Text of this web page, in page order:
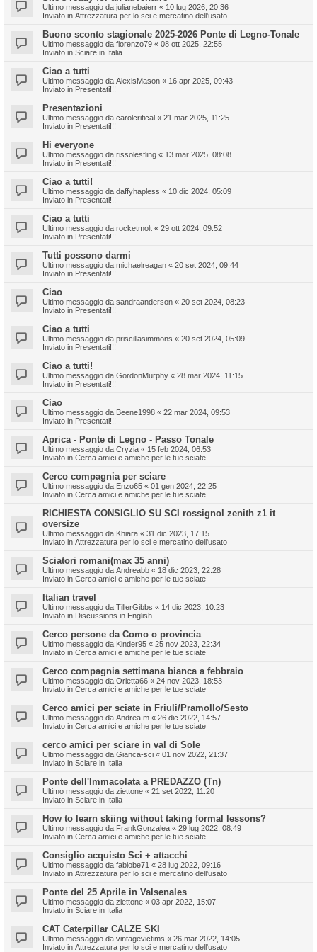
Ultimo messaggio da julianebaierr « 10 lug 2026, 20:36
Inviato in Attrezzatura per lo sci e mercatino dell'usato
Buono sconto stagionale 2025-2026 Ponte di Legno-Tonale
Ultimo messaggio da fiorenzo79 « 08 ott 2025, 22:55
Inviato in Sciare in Italia
Ciao a tutti
Ultimo messaggio da AlexisMason « 16 apr 2025, 09:43
Inviato in Presentati!!!
Presentazioni
Ultimo messaggio da carolcritical « 21 mar 2025, 11:25
Inviato in Presentati!!!
Hi everyone
Ultimo messaggio da rissolesfling « 13 mar 2025, 08:08
Inviato in Presentati!!!
Ciao a tutti!
Ultimo messaggio da daffyhapless « 10 dic 2024, 05:09
Inviato in Presentati!!!
Ciao a tutti
Ultimo messaggio da rocketmolt « 29 ott 2024, 09:52
Inviato in Presentati!!!
Tutti possono darmi
Ultimo messaggio da michaelreagan « 20 set 2024, 09:44
Inviato in Presentati!!!
Ciao
Ultimo messaggio da sandraanderson « 20 set 2024, 08:23
Inviato in Presentati!!!
Ciao a tutti
Ultimo messaggio da priscillasimmons « 20 set 2024, 05:09
Inviato in Presentati!!!
Ciao a tutti!
Ultimo messaggio da GordonMurphy « 28 mar 2024, 11:15
Inviato in Presentati!!!
Ciao
Ultimo messaggio da Beene1998 « 22 mar 2024, 09:53
Inviato in Presentati!!!
Aprica - Ponte di Legno - Passo Tonale
Ultimo messaggio da Cryzia « 15 feb 2024, 06:53
Inviato in Cerca amici e amiche per le tue sciate
Cerco compagnia per sciare
Ultimo messaggio da Enzo65 « 01 gen 2024, 22:25
Inviato in Cerca amici e amiche per le tue sciate
RICHIESTA CONSIGLIO SU SCI rossignol zenith z1 it
oversize
Ultimo messaggio da Khiara « 31 dic 2023, 17:15
Inviato in Attrezzatura per lo sci e mercatino dell'usato
Sciatori romani(max 35 anni)
Ultimo messaggio da Andreabb « 18 dic 2023, 22:28
Inviato in Cerca amici e amiche per le tue sciate
Italian travel
Ultimo messaggio da TillerGibbs « 14 dic 2023, 10:23
Inviato in Discussions in English
Cerco persone da Como o provincia
Ultimo messaggio da Kinder95 « 25 nov 2023, 22:34
Inviato in Cerca amici e amiche per le tue sciate
Cerco compagnia settimana bianca a febbraio
Ultimo messaggio da Orietta66 « 24 nov 2023, 18:53
Inviato in Cerca amici e amiche per le tue sciate
Cerco amici per sciate in Friuli/Pramollo/Sesto
Ultimo messaggio da Andrea.m « 26 dic 2022, 14:57
Inviato in Cerca amici e amiche per le tue sciate
cerco amici per sciare in val di Sole
Ultimo messaggio da Gianca-sci « 01 nov 2022, 21:37
Inviato in Sciare in Italia
Ponte dell'Immacolata a PREDAZZO (Tn)
Ultimo messaggio da ziettone « 21 set 2022, 11:20
Inviato in Sciare in Italia
How to learn skiing without taking formal lessons?
Ultimo messaggio da FrankGonzalea « 29 lug 2022, 08:49
Inviato in Cerca amici e amiche per le tue sciate
Consiglio acquisto Sci + attacchi
Ultimo messaggio da fabiobe71 « 28 lug 2022, 09:16
Inviato in Attrezzatura per lo sci e mercatino dell'usato
Ponte del 25 Aprile in Valsenales
Ultimo messaggio da ziettone « 03 apr 2022, 15:07
Inviato in Sciare in Italia
CAT Caterpillar CALZE SKI
Ultimo messaggio da vintagevictims « 26 mar 2022, 14:05
Inviato in Attrezzatura per lo sci e mercatino dell'usato